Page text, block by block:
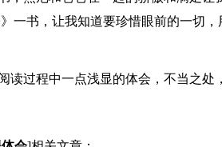
一书，让我知道要珍惜眼前的一切
读过程中一点浅显的体会，不当之处